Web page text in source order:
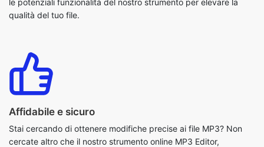
Affidabile e sicuro
Stai cercando di ottenere modifiche precise ai file MP3? Non
cercate altro che il nostro strumento online MP3 Editor,
per migliorare la vostra esperienza musicale. Non è necessario
fornire dati o informazioni personali per accedere ed elaborare i
file audio utilizzando il nostro strumento. Concentrandoti sulla